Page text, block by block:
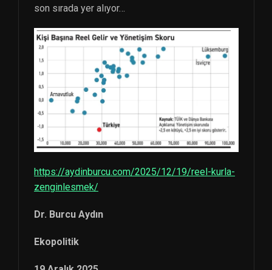
son sırada yer alıyor…
https://aydinburcu.com/2025/12/19/reel-kurla-
zenginlesmek/
Dr. Burcu Aydın
Ekopolitik